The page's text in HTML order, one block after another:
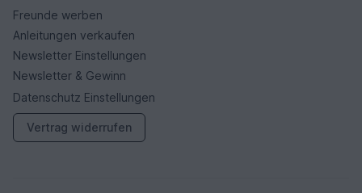
Freunde werben
Anleitungen verkaufen
Newsletter Einstellungen
Newsletter & Gewinn
Datenschutz Einstellungen
Vertrag widerrufen